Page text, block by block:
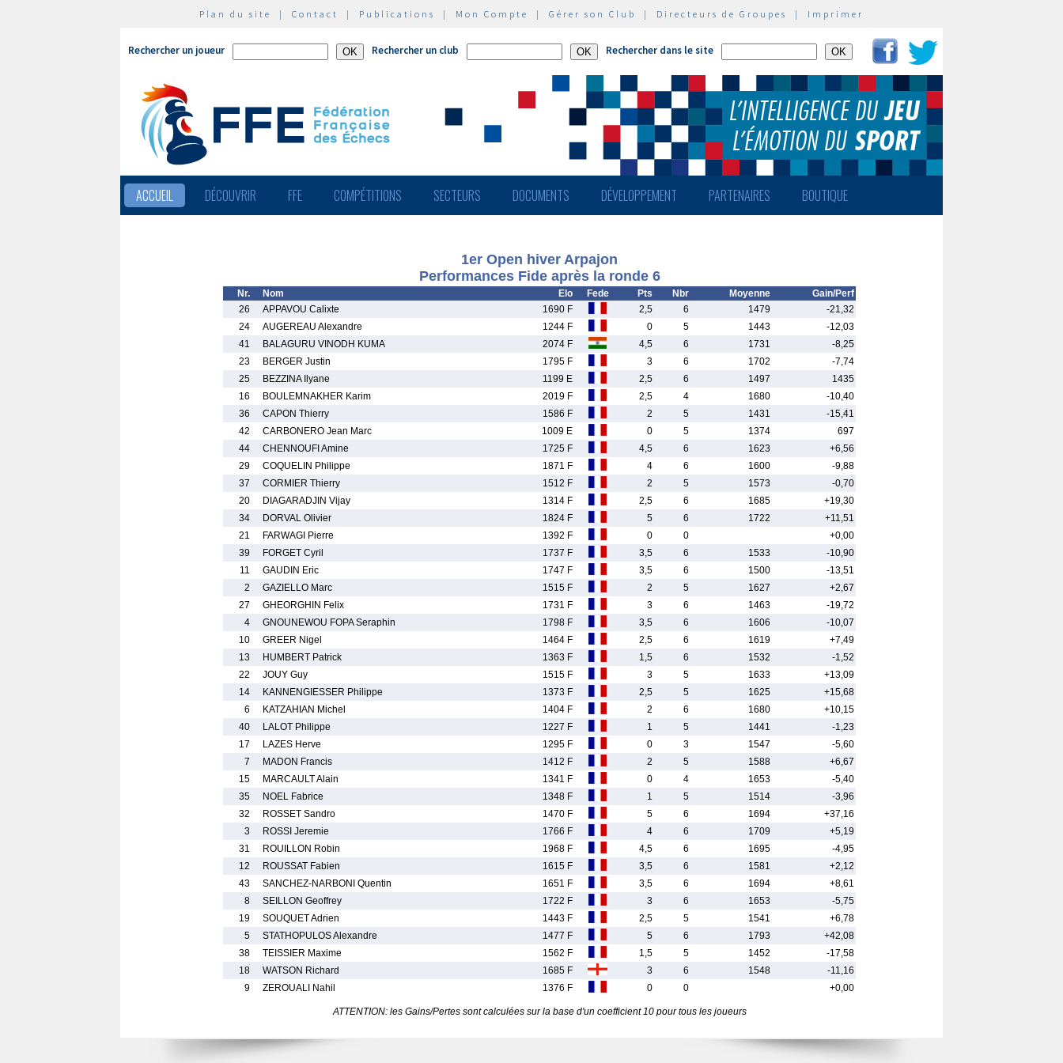
Plan du site | Contact | Publications | Mon Compte | Gérer son Club | Directeurs de Groupes | Imprimer
Rechercher un joueur Rechercher un club Rechercher dans le site
ACCUEIL DÉCOUVRIR FFE COMPÉTITIONS SECTEURS DOCUMENTS DÉVELOPPEMENT PARTENAIRES BOUTIQUE
1er Open hiver Arpajon
Performances Fide après la ronde 6
Nr. Nom Elo Fede Pts Nbr Moyenne
Gain/Perf
26
APPAVOU Calixte 1690 F 2,5 6 1479
-21,32
24
AUGEREAU Alexandre 1244 F 0 5 1443
-12,03
41
BALAGURU VINODH KUMA 2074 F 4,5 6 1731
-8,25
23
BERGER Justin 1795 F 3 6 1702
-7,74
25
BEZZINA Ilyane 1199 E 2,5 6 1497
1435
16
BOULEMNAKHER Karim 2019 F 2,5 4 1680
-10,40
36
CAPON Thierry 1586 F 2 5 1431
-15,41
42
CARBONERO Jean Marc 1009 E 0 5 1374
697
44
CHENNOUFI Amine 1725 F 4,5 6 1623
+6,56
29
COQUELIN Philippe 1871 F 4 6 1600
-9,88
37
CORMIER Thierry 1512 F 2 5 1573
-0,70
20
DIAGARADJIN Vijay 1314 F 2,5 6 1685
+19,30
34
DORVAL Olivier 1824 F 5 6 1722
+11,51
21
FARWAGI Pierre 1392 F 0 0
+0,00
39
FORGET Cyril 1737 F 3,5 6 1533
-10,90
11
GAUDIN Eric 1747 F 3,5 6 1500
-13,51
2
GAZIELLO Marc 1515 F 2 5 1627
+2,67
27
GHEORGHIN Felix 1731 F 3 6 1463
-19,72
4
GNOUNEWOU FOPA Seraphin 1798 F 3,5 6 1606
-10,07
10
GREER Nigel 1464 F 2,5 6 1619
+7,49
13
HUMBERT Patrick 1363 F 1,5 6 1532
-1,52
22
JOUY Guy 1515 F 3 5 1633
+13,09
14
KANNENGIESSER Philippe 1373 F 2,5 5 1625
+15,68
6
KATZAHIAN Michel 1404 F 2 6 1680
+10,15
40
LALOT Philippe 1227 F 1 5 1441
-1,23
17
LAZES Herve 1295 F 0 3 1547
-5,60
7
MADON Francis 1412 F 2 5 1588
+6,67
15
MARCAULT Alain 1341 F 0 4 1653
-5,40
35
NOEL Fabrice 1348 F 1 5 1514
-3,96
32
ROSSET Sandro 1470 F 5 6 1694
+37,16
3
ROSSI Jeremie 1766 F 4 6 1709
+5,19
31
ROUILLON Robin 1968 F 4,5 6 1695
-4,95
12
ROUSSAT Fabien 1615 F 3,5 6 1581
+2,12
43
SANCHEZ-NARBONI Quentin 1651 F 3,5 6 1694
+8,61
8
SEILLON Geoffrey 1722 F 3 6 1653
-5,75
19
SOUQUET Adrien 1443 F 2,5 5 1541
+6,78
5
STATHOPULOS Alexandre 1477 F 5 6 1793
+42,08
38
TEISSIER Maxime 1562 F 1,5 5 1452
-17,58
18
WATSON Richard 1685 F 3 6 1548
-11,16
9
ZEROUALI Nahil 1376 F 0 0 +0,00
ATTENTION: les Gains/Pertes sont calculées sur la base d'un coefficient 10 pour tous les joueurs